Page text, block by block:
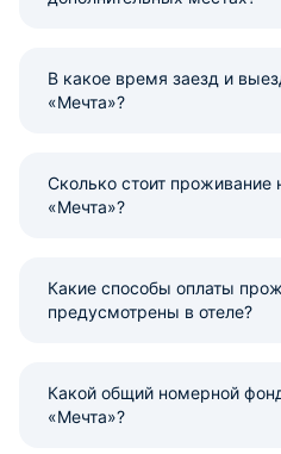
В какое время заезд и
«Мечта»?
Сколько стоит проживание
«Мечта»?
Какие способы оплаты
предусмотрены в отеле?
Какой общий номерной
«Мечта»?